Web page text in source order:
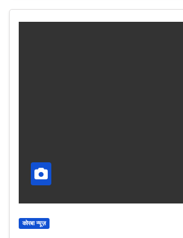
कोरबा न्यूज़